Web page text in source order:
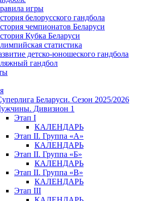
игры
белорусского гандбола
чемпионатов Беларуси
Кубка Беларуси
статистика
детско-юношеского гандбола
гандбол
Беларуси. Сезон 2025/2026
Дивизион 1
Этап I
КАЛЕНДАРЬ
Этап II. Группа «А»
КАЛЕНДАРЬ
Этап II. Группа «Б»
КАЛЕНДАРЬ
Этап II. Группа «В»
КАЛЕНДАРЬ
Этап III